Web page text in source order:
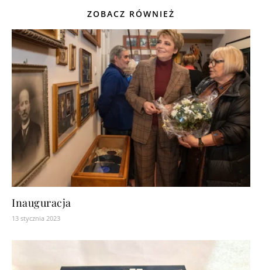
ZOBACZ RÓWNIEŻ
Inauguracja
13 stycznia 2023